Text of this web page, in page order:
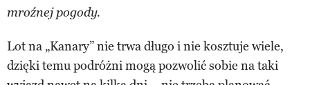
mroźnej pogody.
Lot na „Kanary” nie trwa długo i nie kosztuje wiele,
dzięki temu podróżni mogą pozwolić sobie na taki